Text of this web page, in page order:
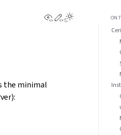
View this page
Edit this page
the minimal
ON